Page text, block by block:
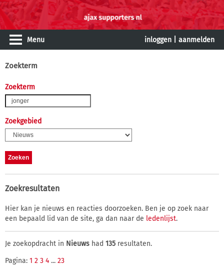
Menu inloggen aanmelden
Zoekterm
Zoekterm
Zoekgebied
Zoekresultaten
Hier kan je nieuws en reacties doorzoeken. Ben je op zoek naar
een bepaald lid van de site, ga dan naar de ledenlijst.
Je zoekopdracht in Nieuws had 135 resultaten.
Pagina: 1 2 3 4 ... 23